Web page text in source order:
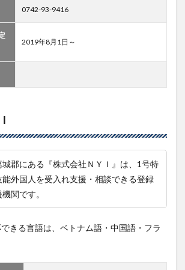
0742-93-9416
2019年8月1日～
城郡にある『株式会社ＮＹＩ』は、1号特
能外国人を受入れ支援・相談できる登録
関です。
きる言語は、ベトナム語・中国語・フラ